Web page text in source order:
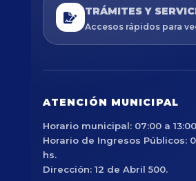
TRÁMITES Y
Accesos rápidos para
ATENCIÓN MUNICIPAL
Horario municipal: 07:00 a
Horario de Ingresos Públicos:
hs.
Dirección: 12 de Abril 500.